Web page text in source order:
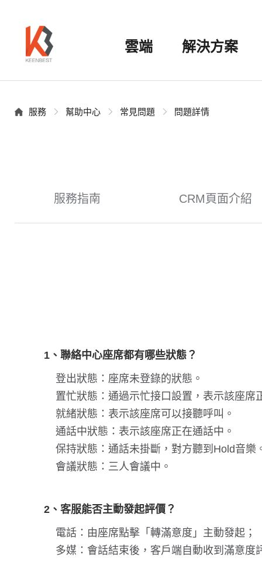
雲端 解決方案
服務 幫助中心 常見問題 問題詳情
服務指南 CRM頁面介紹
1、聯絡中心座席都有哪些狀態？
登出狀態：座席未登錄的狀態。
置忙狀態：通過示忙接口設置，表示該座
就緒狀態：表示該座席可以接聽呼叫。
通話中狀態：表示該座席正在通話中。
保持狀態：通話未掛斷，對方聽到Hold音樂
會議狀態：三人會議中。
2、客服能否主動發起評價？
電話：由座席點擊「轉滿意度」主動發起；
多媒：會話結束後，客戶端自動收到滿意度